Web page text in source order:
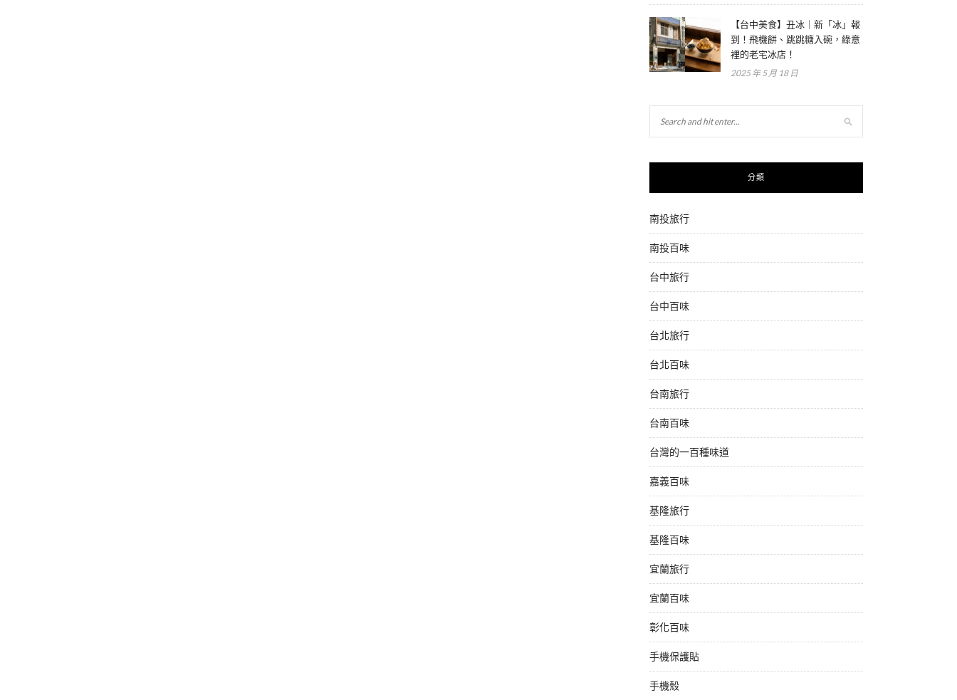
【台中美食】丑冰｜新「冰」報
到！飛機餅、跳跳糖入碗，綠意
裡的老宅冰店！
2025 年 5 月 18 日
分類
南投旅行
南投百味
台中旅行
台中百味
台北旅行
台北百味
台南旅行
台南百味
台灣的一百種味道
嘉義百味
基隆旅行
基隆百味
宜蘭旅行
宜蘭百味
彰化百味
手機保護貼
手機殼